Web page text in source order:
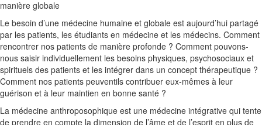
manière globale
Le besoin d’une médecine humaine et globale est aujourd’hui partagé
par les patients, les étudiants en médecine et les médecins. Comment
rencontrer nos patients de manière profonde ? Comment pouvons-
nous saisir individuellement les besoins physiques, psychosociaux et
spirituels des patients et les intégrer dans un concept thérapeutique ?
Comment nos patients peuventils contribuer eux-mêmes à leur
guérison et à leur maintien en bonne santé ?
La médecine anthroposophique est une médecine intégrative qui tente
de prendre en compte la dimension de l’âme et de l’esprit en plus de